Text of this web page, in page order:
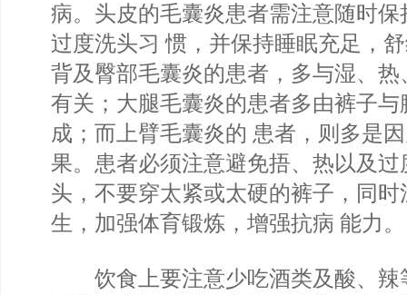
病。头皮的毛囊炎患者需注意随时
过度洗头习 惯，并保持睡眠充足，
背及臀部毛囊炎的患者，多与湿、
有关；大腿毛囊炎的患者多由裤子
成；而上臂毛囊炎的 患者，则多是
果。患者必须注意避免捂、热以及
头，不要穿太紧或太硬的裤子，同
生，加强体育锻炼，增强抗病 能力。
饮食上要注意少吃酒类及酸、辣